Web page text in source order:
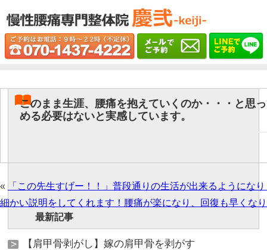
このまま生涯、腰痛を抱えていくのか・・・と思
める必要はないと実感しています。
«
「この先生すげー！！」普段通りの生活が出来るようにな
細かい説明をしてくれます！腰痛が楽になり、回復も早くな
最新記事
【肩甲骨剥がし】嫁の肩甲骨を剥がす